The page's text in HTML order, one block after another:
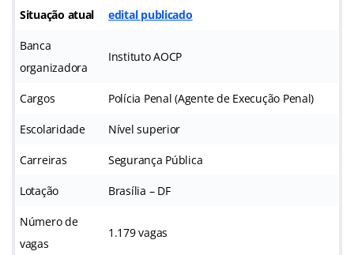
Situação atual edital publicado
Banca
organizadora
Instituto AOCP
Cargos Polícia Penal (Agente de Execução Penal)
Escolaridade Nível superior
Carreiras Segurança Pública
Lotação Brasília – DF
Número de
vagas
1.179 vagas